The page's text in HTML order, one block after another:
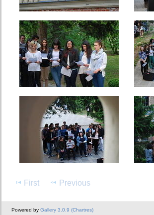
First Previous
Powered by Gallery 3.0.9 (Chartres)